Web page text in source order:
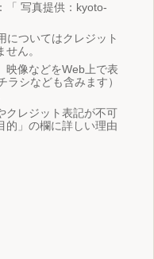
「 写真提供：kyoto-
ついてはクレジット
ん。
映像などをWeb上で表
シなども含みます）
クレジット表記が不可
的」の欄に詳しい理由